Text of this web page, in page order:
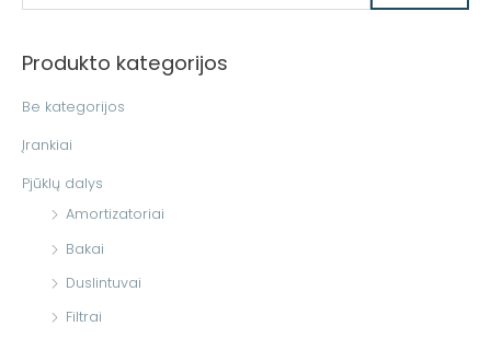
k
i
Produkto kategorijos
Be kategorijos
Įrankiai
Pjūklų dalys
Amortizatoriai
Bakai
Duslintuvai
Filtrai